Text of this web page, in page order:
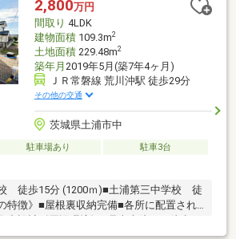
ご見学希望の方は【0120-01-9944】まで
さい♪
2,800万円
間取り 4LDK
建物面積109.3m2
土地面積229.48m2
築年月 2019年5月(築7年4ヶ月)
ＪＲ常磐線 荒川沖駅 徒歩29分
その他の交通
茨城県土浦市中
駐車場あり
駐車3台
校 徒歩15分 (1200ｍ)■土浦第三中学校 徒
特徴》■屋根裏収納完備■各所に配置され
中設計《周辺環境》■県南病院まで徒歩10
■セブンイレブンまで徒歩3分《ひだまり